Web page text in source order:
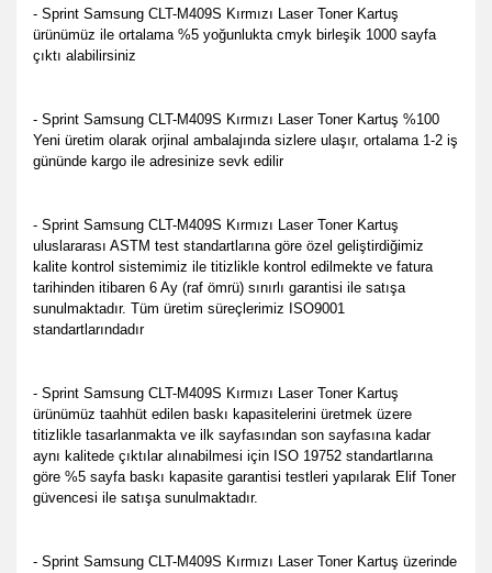
- Sprint Samsung CLT-M409S Kırmızı Laser Toner Kartuş
ürünümüz ile ortalama %5 yoğunlukta cmyk birleşik 1000 sayfa
çıktı alabilirsiniz
- Sprint Samsung CLT-M409S Kırmızı Laser Toner Kartuş %100
Yeni üretim olarak orjinal ambalajında sizlere ulaşır, ortalama 1-2 iş
gününde kargo ile adresinize sevk edilir
- Sprint Samsung CLT-M409S Kırmızı Laser Toner Kartuş
u luslararası ASTM test standartlarına göre özel geliştirdiğimiz
kalite kontrol sistemimiz ile titizlikle kontrol edilmekte ve fatura
tarihinden itibaren 6 Ay (raf ömrü) sınırlı garantisi ile satışa
sunulmaktadır. Tüm üretim süreçlerimiz ISO9001
standartlarındadır
- Sprint Samsung CLT-M409S Kırmızı Laser Toner Kartuş
ürünümüz taahhüt edilen baskı kapasitelerini üretmek üzere
titizlikle tasarlanmakta ve ilk sayfasından son sayfasına kadar
aynı kalitede çıktılar alınabilmesi için ISO 19752 standartlarına
göre %5 sayfa baskı kapasite garantisi testleri yapılarak Elif Toner
güvencesi ile satışa sunulmaktadır.
- Sprint Samsung CLT-M409S Kırmızı Laser Toner Kartuş üzerinde